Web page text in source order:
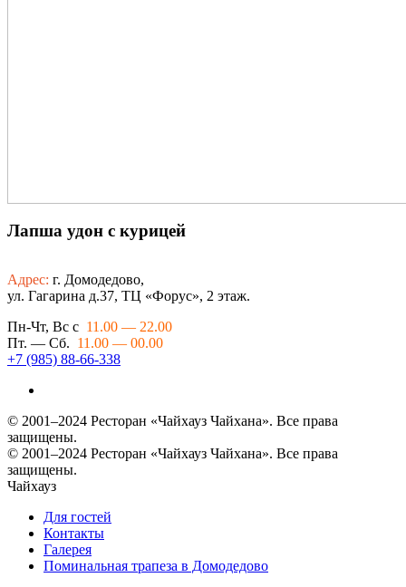
Лапша удон с курицей
Адрес: г. Домодедово,
ул. Гагарина д.37, ТЦ «Форус», 2 этаж.
Пн-Чт, Вс с 11.00 — 22.00
Пт. — Сб. 11.00 — 00.00
+7 (985) 88-66-338
© 2001–2024 Ресторан «Чайхауз Чайхана». Все права
защищены.
© 2001–2024 Ресторан «Чайхауз Чайхана». Все права
защищены.
Чайхауз
Для гостей
Контакты
Галерея
Поминальная трапеза в Домодедово